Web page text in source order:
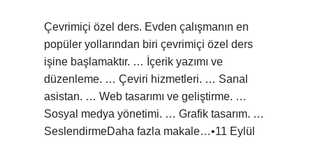
Çevrimiçi özel ders. Evden çalışmanın en
popüler yollarından biri çevrimiçi özel ders
işine başlamaktır. … İçerik yazımı ve
düzenleme. … Çeviri hizmetleri. … Sanal
asistan. … Web tasarımı ve geliştirme. …
Sosyal medya yönetimi. … Grafik tasarım. …
SeslendirmeDaha fazla makale…•11 Eylül